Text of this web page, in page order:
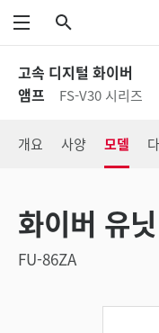
메뉴
고속 디지털 화이버
앰프
FS-V30 시리즈
개요 사양 모델
화이버 유
FU-86ZA